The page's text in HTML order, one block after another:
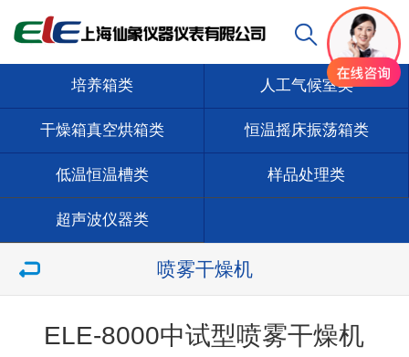
培养箱类 人工气候室类
干燥箱真空烘箱类 恒温摇床振荡箱类
低温恒温槽类 样品处理类
超声波仪器类
喷雾干燥机
ELE-8000中试型喷雾干燥机